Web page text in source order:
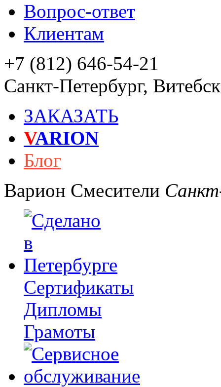
Вопрос-ответ
Клиентам
+7 (812) 646-54-21
Санкт-Петербург,
ЗАКАЗАТЬ
VARION
Блог
Варион Смесители
Сертификаты
Дипломы
Грамоты